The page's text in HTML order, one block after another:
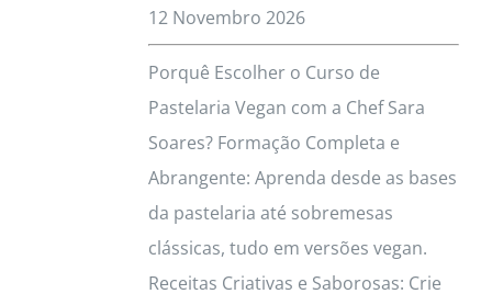
be
the
product
page
12 Novembro 2026
Porquê Escolher o Curso de
Pastelaria Vegan com a Chef Sara
Soares? Formação Completa e
Abrangente: Aprenda desde as bases
da pastelaria até sobremesas
clássicas, tudo em versões vegan.
Receitas Criativas e Saborosas: Crie